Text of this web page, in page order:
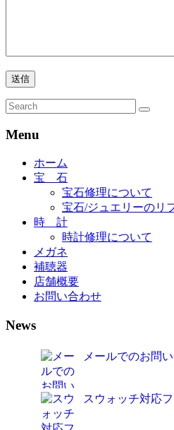
Menu
ホーム
宝 石
宝石修理について
宝石/ジュエリーのリ
時 計
時計修理について
メガネ
補聴器
店舗概要
お問い合わせ
News
メールでのお問
スウォッチ対応